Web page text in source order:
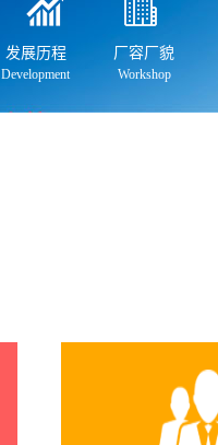
发展历程
Development
厂容厂貌
Workshop